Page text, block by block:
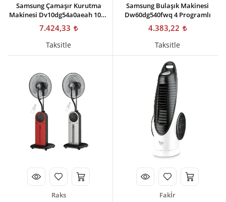
Samsung Çamaşır Kurutma
Makinesi Dv10dg54a0aeah 10kg
Isı Pompalı
7.424,33
Taksitle
Samsung Bulaşık Makinesi
Dw60dg540fwq 4 Programlı
4.383,22
Taksitle
Raks
Fakİr